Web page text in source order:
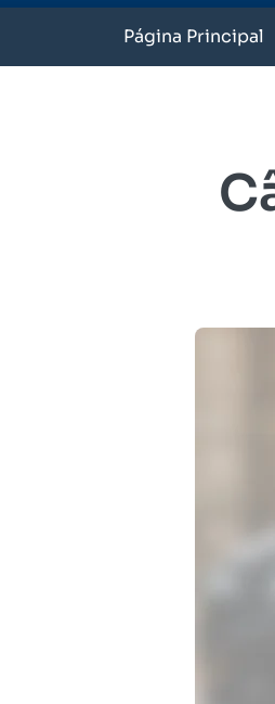
Página Principal